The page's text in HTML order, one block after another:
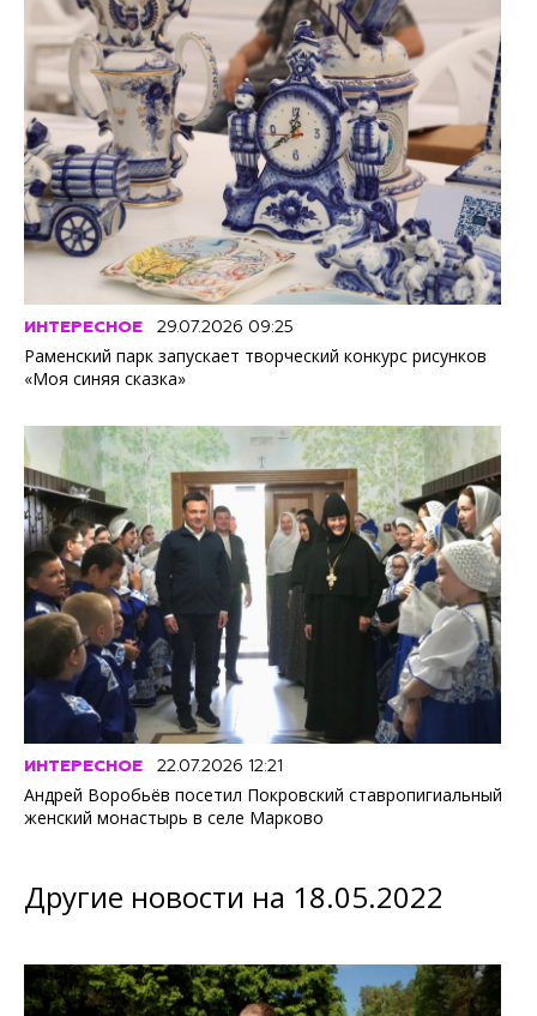
ИНТЕРЕСНОЕ 29.07.2026 09:25
Раменский парк запускает творческий конкурс рисунков
«Моя синяя сказка»
ИНТЕРЕСНОЕ 22.07.2026 12:21
Андрей Воробьёв посетил Покровский ставропигиальный
женский монастырь в селе Марково
Другие новости на 18.05.2022